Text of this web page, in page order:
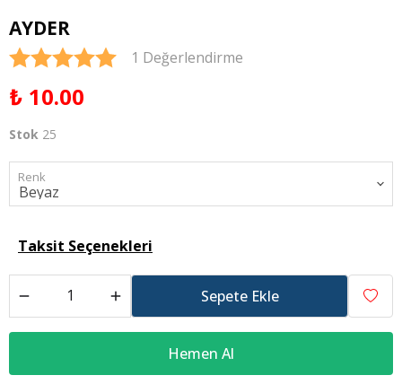
AYDER
1 Değerlendirme
₺ 10.00
Stok 25
Renk
Taksit Seçenekleri
Sepete Ekle
Hemen Al